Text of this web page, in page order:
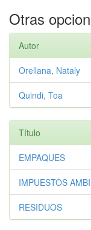
Otras
Autor
Orellana, Nataly
Quindi, Toa
Título
EMPAQUES
IMPUESTOS
RESIDUOS